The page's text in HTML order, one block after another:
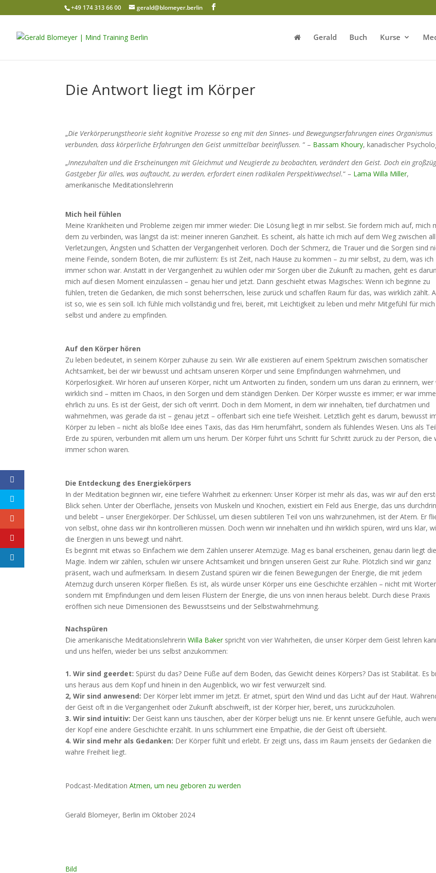
+49 174 313 66 00 gerald@blomeyer.berlin
Gerald Buch Kurse
Die Antwort liegt im Körper
„Die Verkörperungstheorie sieht kognitive Prozesse so eng mit den Sinnes- und Bewegungserfahrungen eines Organismus
verbunden, dass körperliche Erfahrungen den Geist unmittelbar beeinflussen.“ – Bassam Khoury, kanadischer
„Innezuhalten und die Erscheinungen mit Gleichmut und Neugierde zu beobachten, verändert den Geist. Doch ein
Gastgeber für alles, was auftaucht, zu werden, erfordert einen radikalen Perspektivwechsel.“ – Lama Willa Miller,
amerikanische Meditationslehrerin
Mich heil fühlen
Meine Krankheiten und Probleme zeigen mir immer wieder: Die Lösung liegt in mir selbst. Sie fordern mich auf, mich
dem zu verbinden, was längst da ist: meiner inneren Ganzheit. Es scheint, als hätte ich mich auf dem Weg zwischen
Verletzungen, Ängsten und Schatten der Vergangenheit verloren. Doch der Schmerz, die Trauer und die Sorgen sind
meine Feinde, sondern Boten, die mir zuflüstern: Es ist Zeit, nach Hause zu kommen – zu mir selbst, zu dem, was ich
immer schon war. Anstatt in der Vergangenheit zu wühlen oder mir Sorgen über die Zukunft zu machen, geht es
mich auf diesen Moment einzulassen – genau hier und jetzt. Dann geschieht etwas Magisches: Wenn ich beginne zu
fühlen, treten die Gedanken, die mich sonst beherrschen, leise zurück und schaffen Raum für das, was wirklich zählt.
ist so, wie es sein soll. Ich fühle mich vollständig und frei, bereit, mit Leichtigkeit zu leben und mehr Mitgefühl für mich
selbst und andere zu empfinden.
Auf den Körper hören
Zu leben bedeutet, in seinem Körper zuhause zu sein. Wir alle existieren auf einem Spektrum zwischen somatischer
Achtsamkeit, bei der wir bewusst und achtsam unseren Körper und seine Empfindungen wahrnehmen, und
Körperlosigkeit. Wir hören auf unseren Körper, nicht um Antworten zu finden, sondern um uns daran zu erinnern, wer
wirklich sind – mitten im Chaos, in den Sorgen und dem ständigen Denken. Der Körper wusste es immer; er war
ehrlich zu uns. Es ist der Geist, der sich oft verirrt. Doch in dem Moment, in dem wir innehalten, tief durchatmen und
wahrnehmen, was gerade da ist – genau jetzt – offenbart sich eine tiefe Weisheit. Letztlich geht es darum, bewusst
Körper zu leben – nicht als bloße Idee eines Taxis, das das Hirn herumfährt, sondern als fühlendes Wesen. Uns als
Erde zu spüren, verbunden mit allem um uns herum. Der Körper führt uns Schritt für Schritt zurück zu der Person, die
immer schon waren.
Die Entdeckung des Energiekörpers
In der Meditation beginnen wir, eine tiefere Wahrheit zu erkennen: Unser Körper ist mehr als das, was wir auf den
Blick sehen. Unter der Oberfläche, jenseits von Muskeln und Knochen, existiert ein Feld aus Energie, das uns
und belebt – unser Energiekörper. Der Schlüssel, um diesen subtileren Teil von uns wahrzunehmen, ist der Atem. Er
von selbst, ohne dass wir ihn kontrollieren müssen. Doch wenn wir innehalten und ihn wirklich spüren, wird uns klar,
die Energien in uns bewegt und nährt.
Es beginnt mit etwas so Einfachem wie dem Zählen unserer Atemzüge. Mag es banal erscheinen, genau darin liegt die
Magie. Indem wir zählen, schulen wir unsere Achtsamkeit und bringen unseren Geist zur Ruhe. Plötzlich sind wir ganz
präsent, wach und aufmerksam. In diesem Zustand spüren wir die feinen Bewegungen der Energie, die mit jedem
Atemzug durch unseren Körper fließen. Es ist, als würde unser Körper uns eine Geschichte erzählen – nicht mit
sondern mit Empfindungen und dem leisen Flüstern der Energie, die uns von innen heraus belebt. Durch diese Praxis
eröffnen sich neue Dimensionen des Bewusstseins und der Selbstwahrnehmung.
Nachspüren
Die amerikanische MeditationslehrerinWilla Baker spricht von vier Wahrheiten, die unser Körper dem Geist lehren
und uns helfen, wieder bei uns selbst anzukommen:
1. Wir sind geerdet: Spürst du das? Deine Füße auf dem Boden, das Gewicht deines Körpers? Das ist Stabilität. Es
uns heraus aus dem Kopf und hinein in den Augenblick, wo wir fest verwurzelt sind.
2, Wir sind anwesend: Der Körper lebt immer im Jetzt. Er atmet, spürt den Wind und das Licht auf der Haut.
der Geist oft in die Vergangenheit oder Zukunft abschweift, ist der Körper hier, bereit, uns zurückzuholen.
3. Wir sind intuitiv: Der Geist kann uns täuschen, aber der Körper belügt uns nie. Er kennt unsere Gefühle, auch
der Kopf eine andere Geschichte erzählt. In uns schlummert eine Empathie, die der Geist oft übersieht.
4. Wir sind mehr als Gedanken: Der Körper fühlt und erlebt. Er zeigt uns, dass im Raum jenseits der Gedanken die
wahre Freiheit liegt.
Podcast-MeditationAtmen, um neu geboren zu werden
Gerald Blomeyer, Berlin im Oktober 2024
Bild